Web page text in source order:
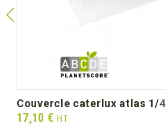
couvercle caterlux atlas 1/4
Prix
17,10 € HT